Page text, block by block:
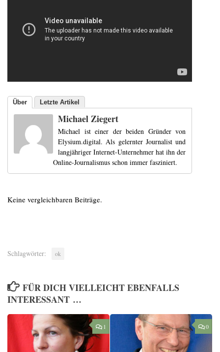
Über Letzte Artikel
Michael Ziegert
Michael ist einer der beiden Gründer von
Elysium.digital. Als gelernter Journalist und
langjähriger Internet-Unternehmer hat ihn der
Online-Journalismus schon immer fasziniert.
Keine vergleichbaren Beiträge.
Schlagwörter: ok
FÜR DICH VIELLEICHT EBENFALLS
INTERESSANT …
1 0